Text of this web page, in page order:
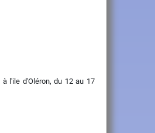
à l'ile d'Oléron, du 12 au 17